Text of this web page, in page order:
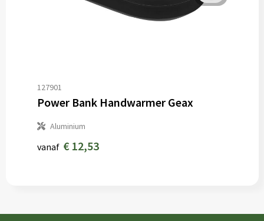
127901
Power Bank Handwarmer Geax
Aluminium
vanaf € 12,53